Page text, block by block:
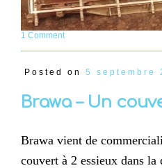
1 Comment
Posted on 5 septembre
Brawa – Un
Brawa vient de
couvert à 2 essieux dans la